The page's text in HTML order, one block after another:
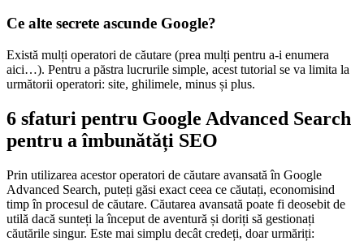
Ce alte secrete ascunde Google?
Există mulți operatori de căutare (prea mulți pentru a-i enumera
aici…). Pentru a păstra lucrurile simple, acest tutorial se va limita la
următorii operatori: site, ghilimele, minus și plus.
6 sfaturi pentru Google Advanced Search
pentru a îmbunătăți SEO
Prin utilizarea acestor operatori de căutare avansată în Google
Advanced Search, puteți găsi exact ceea ce căutați, economisind
timp în procesul de căutare. Căutarea avansată poate fi deosebit de
utilă dacă sunteți la început de aventură și doriți să gestionați
căutările singur. Este mai simplu decât credeți, doar urmăriți: